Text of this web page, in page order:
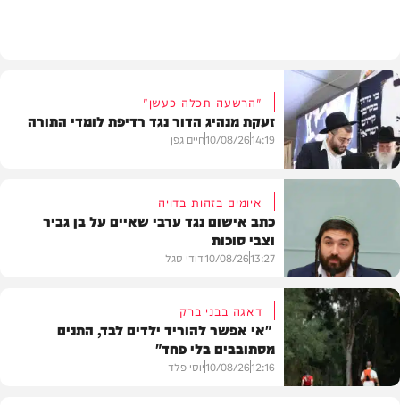
חרדים
"הרשעה תכלה כעשן"
זעקת מנהיג הדור נגד רדיפת לומדי התורה
14:19
10/08/26חיים גפן
חדשות
איומים בזהות בדויה
כתב אישום נגד ערבי שאיים על בן גביר
וצבי סוכות
13:27
10/08/26דודי סגל
דאגה בבני ברק
"אי אפשר להוריד ילדים לבד, התנים
מסתובבים בלי פחד"
12:16
10/08/26יוסי פלד